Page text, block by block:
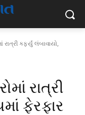
કર્ફ્યું લંબાવાયો,
રાત્રી
ફેરફાર